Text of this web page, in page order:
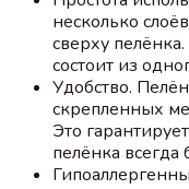
несколько
сверху
состоит из
Удобство.
скрепленных
Это
пелёнка всегда